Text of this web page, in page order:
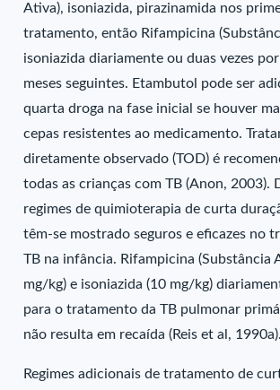
Ativa), isoniazida, pirazinamida nos
tratamento, então Rifampicina
isoniazida diariamente ou duas vezes
meses seguintes. Etambutol pode ser
quarta droga na fase inicial se houver
cepas resistentes ao medicamento.
diretamente observado (TOD) é
todas as crianças com TB (Anon, 2003).
regimes de quimioterapia de curta
têm-se mostrado seguros e eficazes no
TB na infância. Rifampicina (Substância
mg/kg) e isoniazida (10 mg/kg)
para o tratamento da TB pulmonar
não resulta em recaída (Reis et al, 1990a).
Regimes adicionais de tratamento de